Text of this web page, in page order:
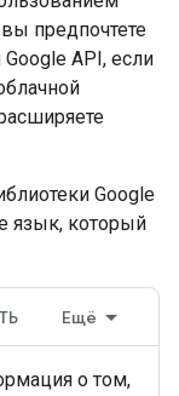
предпочтете
API, если
Google
язык, который
Ещё
о том,